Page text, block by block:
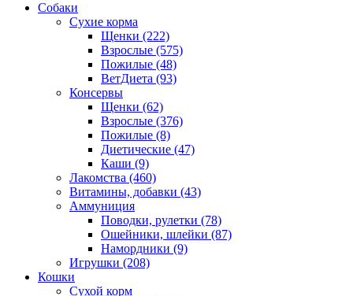
Собаки
Сухие корма
Щенки (222)
Взрослые (575)
Пожилые (48)
ВетДиета (93)
Консервы
Щенки (62)
Взрослые (376)
Пожилые (8)
Диетические (47)
Каши (9)
Лакомства (460)
Витамины, добавки (43)
Аммуниция
Поводки, рулетки (78)
Ошейники, шлейки (87)
Намордники (9)
Игрушки (208)
Кошки
Сухой корм